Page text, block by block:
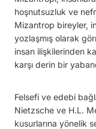
hoşnutsuzluk ve
Mizantrop bireyler,
yozlaşmış olarak
insan ilişkilerinden
karşı derin bir
Felsefi ve edebi
Nietzsche ve H.L.
kusurlarına yönelik